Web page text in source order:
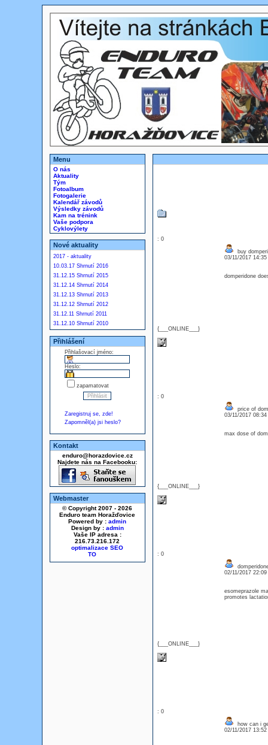
Menu
O nás
Aktuality
Tým
Fotoalbum
Fotogalerie
Kalendář závodů
Výsledky závodů
Kam na trénink
Vaše podpora
Cyklovýlety
Nové aktuality
2017 - aktuality
10.03.17 Shrnutí 2016
31.12.15 Shrnutí 2015
31.12.14 Shrnutí 2014
31.12.13 Shrnutí 2013
31.12.12 Shrnutí 2012
31.12.11 Shrnutí 2011
31.12.10 Shrnutí 2010
Přihlášení
Přihlašovací jméno:
Heslo:
zapamatovat
Zaregistruj se, zde!
Zapomněl(a) jsi heslo?
Kontakt
enduro@horazdovice.cz
Najdete nás na Facebooku:
Webmaster
© Copyright 2007 - 2026
Enduro team Horažďovice
Powered by : admin
Design by : admin
Vaše IP adresa :
216.73.216.172
optimalizace SEO
: 0
{___ONLINE___}
buy
03/11/2017
domperidone
: 0
{___ONLINE___}
price of
03/11/2017
max dose of
: 0
{___ONLINE___}
02/11/2017
esomeprazole
promotes
: 0
how can i
02/11/2017